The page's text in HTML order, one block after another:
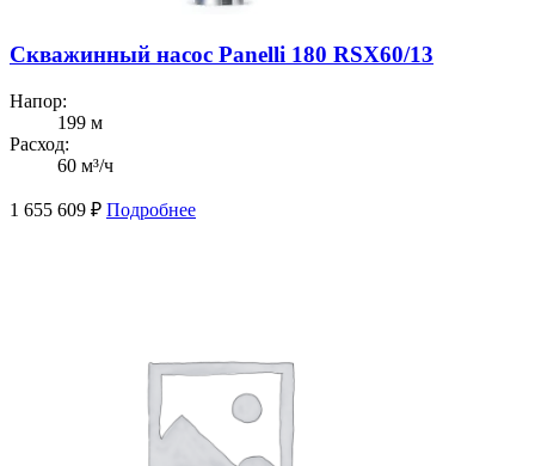
Скважинный насос Panelli 180 RSX60/13
Напор:
199 м
Расход:
60 м³/ч
1 655 609 ₽ Подробнее